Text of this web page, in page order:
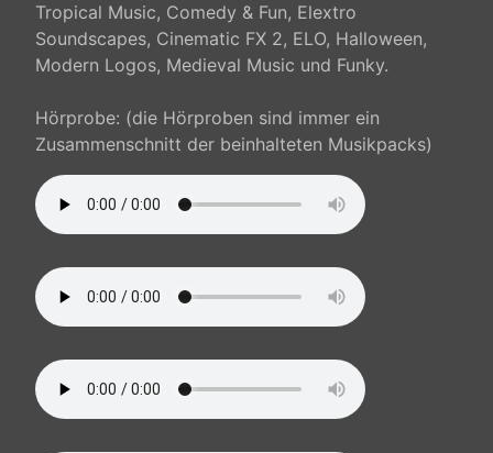
Tropical Music, Comedy & Fun, Elextro
Soundscapes, Cinematic FX 2, ELO, Halloween,
Modern Logos, Medieval Music und Funky.
Hörprobe: (die Hörproben sind immer ein
Zusammenschnitt der beinhalteten Musikpacks)